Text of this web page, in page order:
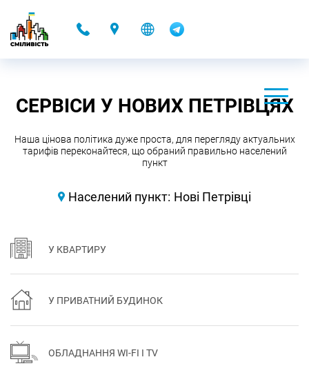
СЕРВІСИ У НОВИХ ПЕТРІВЦЯХ
Наша цінова політика дуже проста, для перегляду актуальних
тарифів переконайтеся, що обраний правильно населений
пункт
Населений пункт: Нові Петрівці
У КВАРТИРУ
У ПРИВАТНИЙ БУДИНОК
ОБЛАДНАННЯ WI-FI І TV